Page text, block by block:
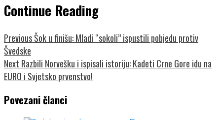
Continue Reading
PreviousŠok u finišu: Mladi “sokoli” ispustili pobjedu protiv
Švedske
Next Razbili Norvešku i ispisali istoriju: Kadeti Crne Gore idu na
EURO i Svjetsko prvenstvo!
Povezani članci